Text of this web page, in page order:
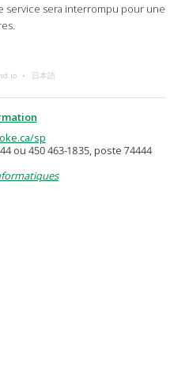
service sera interrompu pour une
日本語
sp
ou 450 463-1835, poste 74444